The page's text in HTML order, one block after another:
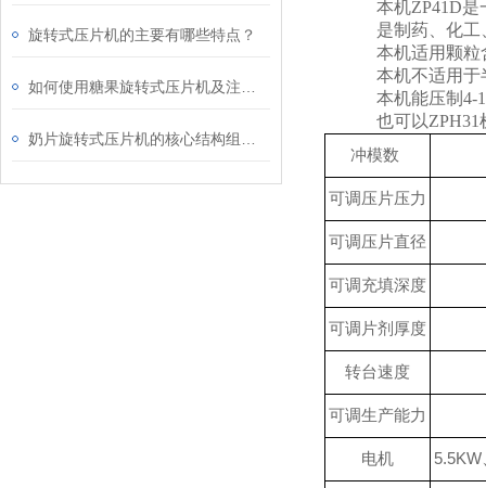
旋转式压片机的主要有哪些特点？
本机ZP41D是
是制药、化
本机适用颗粒
本机不适用于
本机能压制 4-
也可以ZPH31
冲模数
可调压片压力
可调压片直径
可调充填深度
可调 片剂厚度
转台速度
可调生产能力
电机 5.5KW